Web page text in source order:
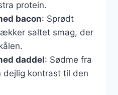
protein.
bacon: Sprødt
saltet smag, der
daddel: Sødme fra
dejlig kontrast til den